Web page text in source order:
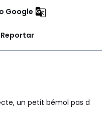
Google
Reportar
un petit bémol pas d